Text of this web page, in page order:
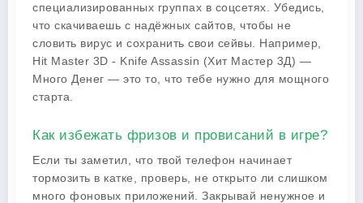
специализированных группах в соцсетях. Убедись,
что скачиваешь с надёжных сайтов, чтобы не
словить вирус и сохранить свои сейвы. Например,
Hit Master 3D - Knife Assassin (Хит Мастер 3Д) —
Много Денег — это то, что тебе нужно для мощного
старта.
Как избежать фризов и провисаний в игре?
Если ты заметил, что твой телефон начинает
тормозить в катке, проверь, не открыто ли слишком
много фоновых приложений. Закрывай ненужное и